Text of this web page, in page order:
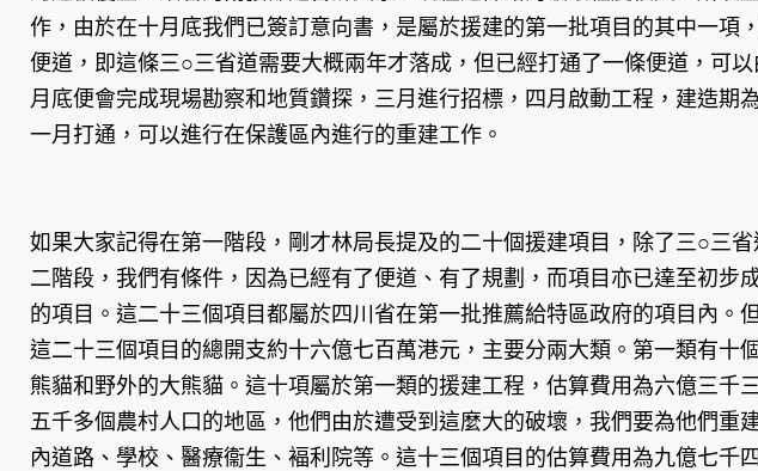
作，由於在十月底我們已簽訂意向書，是屬於援建的第一批項目的其中一
便道，即這條三○三省道需要大概兩年才落成，但已經打通了一條便道，可
月底便會完成現場勘察和地質鑽探，三月進行招標，四月啟動工程，建造
一月打通，可以進行在保護區內進行的重建工作。
如果大家記得在第一階段，剛才林局長提及的二十個援建項目，除了三○三
二階段，我們有條件，因為已經有了便道、有了規劃，而項目亦已達至初
的項目。這二十三個項目都屬於四川省在第一批推薦給特區政府的項目內
這二十三個項目的總開支約十六億七百萬港元，主要分兩大類。第一類有
熊貓和野外的大熊貓。這十項屬於第一類的援建工程，估算費用為六億三
五千多個農村人口的地區，他們由於遭受到這麼大的破壞，我們要為他們
內道路、學校、醫療衞生、褔利院等。這十三個項目的估算費用為九億七千